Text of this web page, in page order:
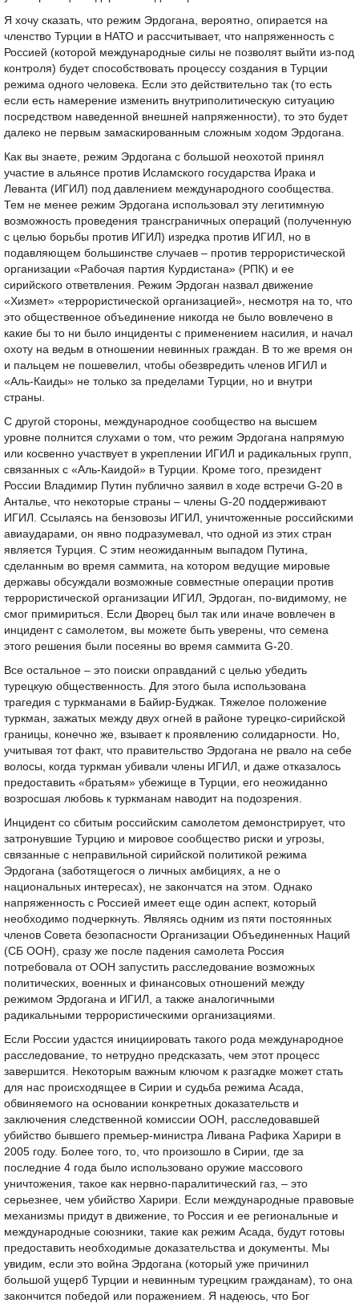
Я хочу сказать, что режим Эрдогана, вероятно, опирается на
членство Турции в НАТО и рассчитывает, что напряженность с
Россией (которой международные силы не позволят выйти из-под
контроля) будет способствовать процессу создания в Турции
режима одного человека. Если это действительно так (то есть
если есть намерение изменить внутриполитическую ситуацию
посредством наведенной внешней напряженности), то это будет
далеко не первым замаскированным сложным ходом Эрдогана.
Как вы знаете, режим Эрдогана с большой неохотой принял
участие в альянсе против Исламского государства Ирака и
Леванта (ИГИЛ) под давлением международного сообщества.
Тем не менее режим Эрдогана использовал эту легитимную
возможность проведения трансграничных операций (полученную
с целью борьбы против ИГИЛ) изредка против ИГИЛ, но в
подавляющем большинстве случаев – против террористической
организации «Рабочая партия Курдистана» (РПК) и ее
сирийского ответвления. Режим Эрдоган назвал движение
«Хизмет» «террористической организацией», несмотря на то, что
это общественное объединение никогда не было вовлечено в
какие бы то ни было инциденты с применением насилия, и начал
охоту на ведьм в отношении невинных граждан. В то же время он
и пальцем не пошевелил, чтобы обезвредить членов ИГИЛ и
«Аль-Каиды» не только за пределами Турции, но и внутри
страны.
С другой стороны, международное сообщество на высшем
уровне полнится слухами о том, что режим Эрдогана напрямую
или косвенно участвует в укреплении ИГИЛ и радикальных групп,
связанных с «Аль-Каидой» в Турции. Кроме того, президент
России Владимир Путин публично заявил в ходе встречи G-20 в
Анталье, что некоторые страны – члены G-20 поддерживают
ИГИЛ. Ссылаясь на бензовозы ИГИЛ, уничтоженные российскими
авиаударами, он явно подразумевал, что одной из этих стран
является Турция. С этим неожиданным выпадом Путина,
сделанным во время саммита, на котором ведущие мировые
державы обсуждали возможные совместные операции против
террористической организации ИГИЛ, Эрдоган, по-видимому, не
смог примириться. Если Дворец был так или иначе вовлечен в
инцидент с самолетом, вы можете быть уверены, что семена
этого решения были посеяны во время саммита G-20.
Все остальное – это поиски оправданий с целью убедить
турецкую общественность. Для этого была использована
трагедия с туркманами в Байир-Буджак. Тяжелое положение
туркман, зажатых между двух огней в районе турецко-сирийской
границы, конечно же, взывает к проявлению солидарности. Но,
учитывая тот факт, что правительство Эрдогана не рвало на себе
волосы, когда туркман убивали члены ИГИЛ, и даже отказалось
предоставить «братьям» убежище в Турции, его неожиданно
возросшая любовь к туркманам наводит на подозрения.
Инцидент со сбитым российским самолетом демонстрирует, что
затронувшие Турцию и мировое сообщество риски и угрозы,
связанные с неправильной сирийской политикой режима
Эрдогана (заботящегося о личных амбициях, а не о
национальных интересах), не закончатся на этом. Однако
напряженность с Россией имеет еще один аспект, который
необходимо подчеркнуть. Являясь одним из пяти постоянных
членов Совета безопасности Организации Объединенных Наций
(СБ ООН), сразу же после падения самолета Россия
потребовала от ООН запустить расследование возможных
политических, военных и финансовых отношений между
режимом Эрдогана и ИГИЛ, а также аналогичными
радикальными террористическими организациями.
Если России удастся инициировать такого рода международное
расследование, то нетрудно предсказать, чем этот процесс
завершится. Некоторым важным ключом к разгадке может стать
для нас происходящее в Сирии и судьба режима Асада,
обвиняемого на основании конкретных доказательств и
заключения следственной комиссии ООН, расследовавшей
убийство бывшего премьер-министра Ливана Рафика Харири в
2005 году. Более того, то, что произошло в Сирии, где за
последние 4 года было использовано оружие массового
уничтожения, такое как нервно-паралитический газ, – это
серьезнее, чем убийство Харири. Если международные правовые
механизмы придут в движение, то Россия и ее региональные и
международные союзники, такие как режим Асада, будут готовы
предоставить необходимые доказательства и документы. Мы
увидим, если это война Эрдогана (который уже причинил
большой ущерб Турции и невинным турецким гражданам), то она
закончится победой или поражением. Я надеюсь, что Бог